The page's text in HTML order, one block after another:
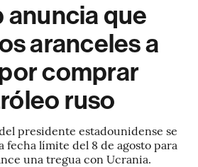
anuncia que
aranceles a
comprar
ruso
presidente estadounidense se
fecha límite del 8 de agosto para
una tregua con Ucrania.